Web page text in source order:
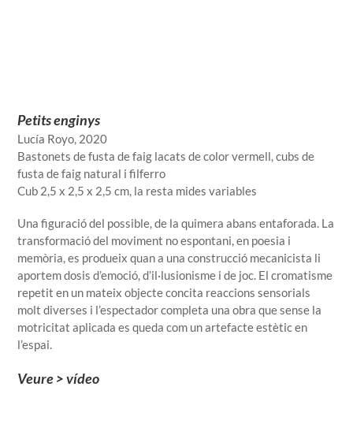
Petits enginys
Lucía Royo, 2020
Bastonets de fusta de faig lacats de color vermell, cubs de
fusta de faig natural i filferro
Cub 2,5 x 2,5 x 2,5 cm, la resta mides variables
Una figuració del possible, de la quimera abans entaforada. La
transformació del moviment no espontani, en poesia i
memòria, es produeix quan a una construcció mecanicista li
aportem dosis d’emoció, d’il·lusionisme i de joc. El cromatisme
repetit en un mateix objecte concita reaccions sensorials
molt diverses i l’espectador completa una obra que sense la
motricitat aplicada es queda com un artefacte estètic en
l’espai.
Veure > vídeo